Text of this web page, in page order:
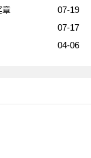
07-19
章
07-17
04-06